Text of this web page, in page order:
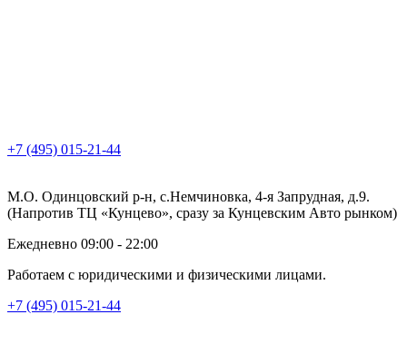
+7 (495) 015-21-44
М.О. Одинцовский р-н, с.Немчиновка, 4-я Запрудная, д.9.
(Напротив ТЦ «Кунцево», сразу за Кунцевским Авто рынком)
Ежедневно 09:00 - 22:00
Работаем с юридическими и физическими лицами.
+7 (495) 015-21-44